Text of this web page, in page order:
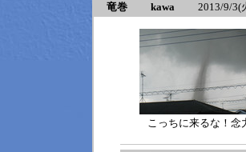
竜巻 kawa 2013/9/3(
こっちに来るな！念